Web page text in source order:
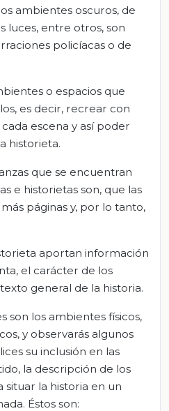
ambientes oscuros, de
luces, entre otros, son
policíacas o de
o espacios que
es decir, recrear con
escena y así poder
historieta.
que se encuentran
e historietas son, que las
páginas y, por lo tanto,
aportan información
el carácter de los
general de la historia.
son los ambientes físicos,
y observarás algunos
su inclusión en las
la descripción de los
situar la historia en un
Éstos son: